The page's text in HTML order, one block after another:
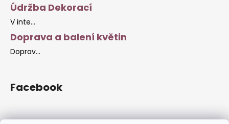
Údržba Dekorací
V inte...
Doprava a balení květin
Doprav...
Facebook